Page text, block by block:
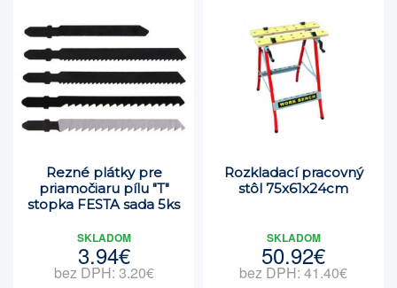
Rezné plátky pre
priamočiaru pílu "T"
stopka FESTA sada 5ks
SKLADOM
3.94€
bez DPH: 3.20€
Rozkladací pracovný
stôl 75x61x24cm
SKLADOM
50.92€
bez DPH: 41.40€